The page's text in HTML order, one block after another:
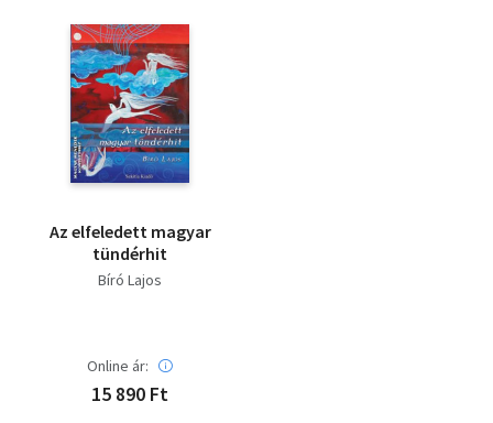
Az elfeledett magyar
tündérhit
Bíró Lajos
Online ár:
15 890 Ft